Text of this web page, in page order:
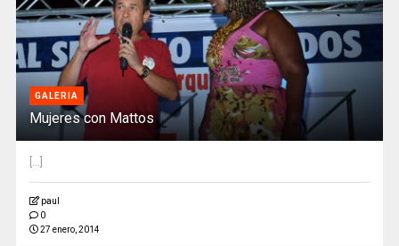
GALERIA
Mujeres con Mattos
[...]
paul
0
27 enero, 2014